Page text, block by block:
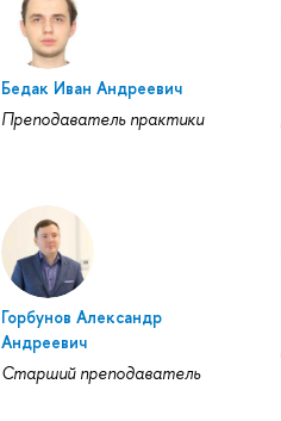
Бедак Иван Андреевич
Преподаватель практики
Горбунов Александр
Андреевич
Старший преподаватель